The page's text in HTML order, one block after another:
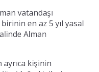
vatandaşı
en az 5 yıl yasal
Alman
ayrıca kişinin